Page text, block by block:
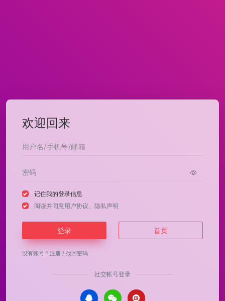
欢迎回来
记住我的登录信息
阅读并同意用户协议 隐私声明
登录 首页
没有账号？ 注册 / 找回密码
社交帐号登录